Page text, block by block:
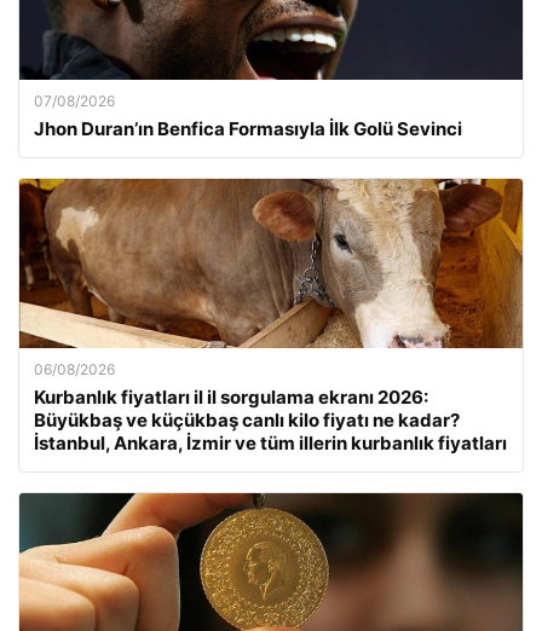
07/08/2026
Jhon Duran’ın Benfica Formasıyla İlk Golü Sevinci
06/08/2026
Kurbanlık fiyatları il il sorgulama ekranı 2026:
Büyükbaş ve küçükbaş canlı kilo fiyatı ne kadar?
İstanbul, Ankara, İzmir ve tüm illerin kurbanlık fiyatları